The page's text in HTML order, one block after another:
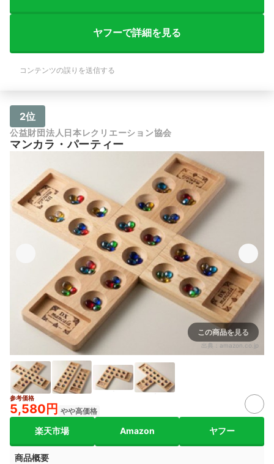
ヤフーで詳細を見る
コンテンツの誤りを送信する
2位
公益財団法人日本レクリエーション協会
マンカラ・パーティー
この商品を見る
出典： amazon.co.jp
参考価格
5,580円 やや高価格
楽天市場 Amazon ヤフー
商品概要